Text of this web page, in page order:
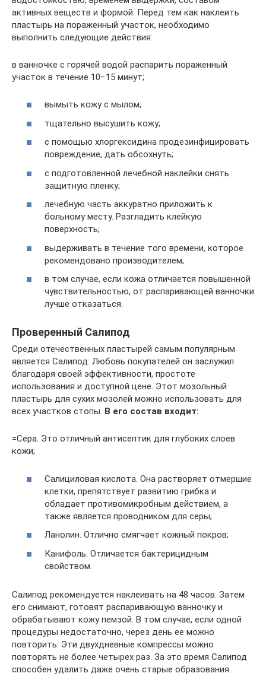
активных веществ и формой. Перед тем как наклеить
пластырь на пораженный участок, необходимо
выполнить следующие действия:
в ванночке с горячей водой распарить пораженный
участок в течение 10−15 минут;
вымыть кожу с мылом;
тщательно высушить кожу;
с помощью хлоргексидина продезинфицировать
повреждение, дать обсохнуть;
с подготовленной лечебной наклейки снять
защитную пленку;
лечебную часть аккуратно приложить к
больному месту. Разгладить клейкую
поверхность;
выдерживать в течение того времени, которое
рекомендовано производителем;
в том случае, если кожа отличается повышенной
чувствительностью, от распаривающей ванночки
лучше отказаться.
Проверенный Салипод
Среди отечественных пластырей самым популярным
является Салипод. Любовь покупателей он заслужил
благодаря своей эффективности, простоте
использования и доступной цене. Этот мозольный
пластырь для сухих мозолей можно использовать для
всех участков стопы. В его состав входит:
=Сера. Это отличный антисептик для глубоких слоев
кожи;
Салициловая кислота. Она растворяет отмершие
клетки, препятствует развитию грибка и
обладает противомикробным действием, а
также является проводником для серы;
Ланолин. Отлично смягчает кожный покров;
Канифоль. Отличается бактерицидным
свойством.
Салипод рекомендуется наклеивать на 48 часов. Затем
его снимают, готовят распаривающую ванночку и
обрабатывают кожу пемзой. В том случае, если одной
процедуры недостаточно, через день ее можно
повторить. Эти двухдневные компрессы можно
повторять не более четырех раз. За это время Салипод
способен удалить даже очень старые образования.